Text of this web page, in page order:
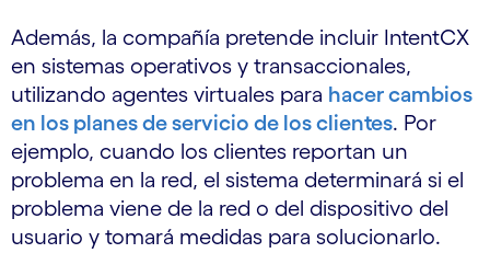
Además, la compañía pretende incluir IntentCX
en sistemas operativos y transaccionales,
utilizando agentes virtuales para hacer cambios
en los planes de servicio de los clientes. Por
ejemplo, cuando los clientes reportan un
problema en la red, el sistema determinará si el
problema viene de la red o del dispositivo del
usuario y tomará medidas para solucionarlo.